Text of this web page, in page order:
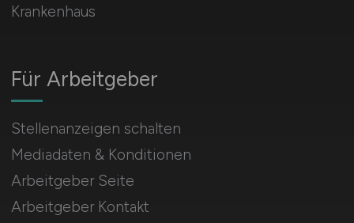
Krankenhaus
Für Arbeitgeber
Stellenanzeigen schalten
Mediadaten & Konditionen
Arbeitgeber Seite
Arbeitgeber Kontakt